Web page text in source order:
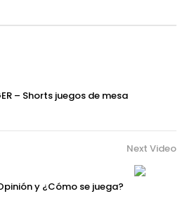
– Shorts juegos de mesa
Next Video
y ¿Cómo se juega?